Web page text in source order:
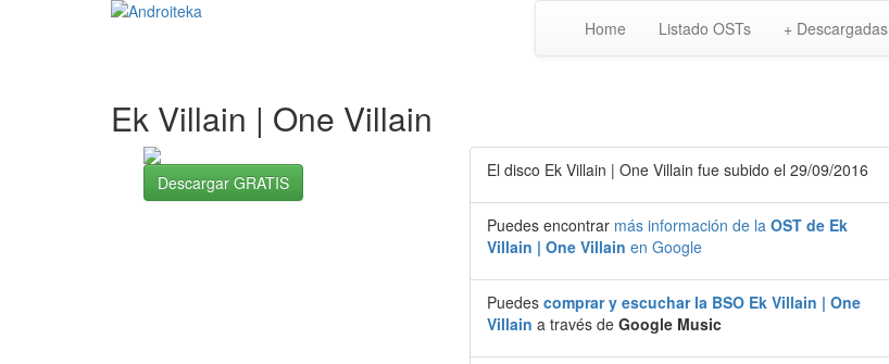
Home Listado OSTs + Descargadas
Ek Villain | One Villain
Descargar GRATIS
El disco Ek Villain | One Villain fue subido el 29/09/2016
Puedes encontrar más información de la OST de Ek
Villain | One Villain en Google
Puedes comprar y escuchar la BSO Ek Villain | One
Villain a través de Google Music